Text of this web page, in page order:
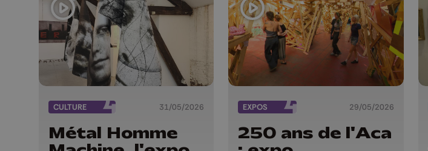
CULTURE 31/05/2026
Métal Homme
EXPOS 29/05/2026
250 ans de l'Aca